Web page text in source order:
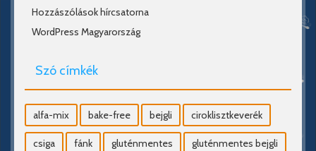
Hozzászólások hírcsatorna
WordPress Magyarország
Szó címkék
alfa-mix bake-free bejgli ciroklisztkeverék
csiga fánk gluténmentes gluténmentes bejgli